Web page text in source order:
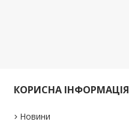
КОРИСНА ІНФОРМАЦІЯ
Новини